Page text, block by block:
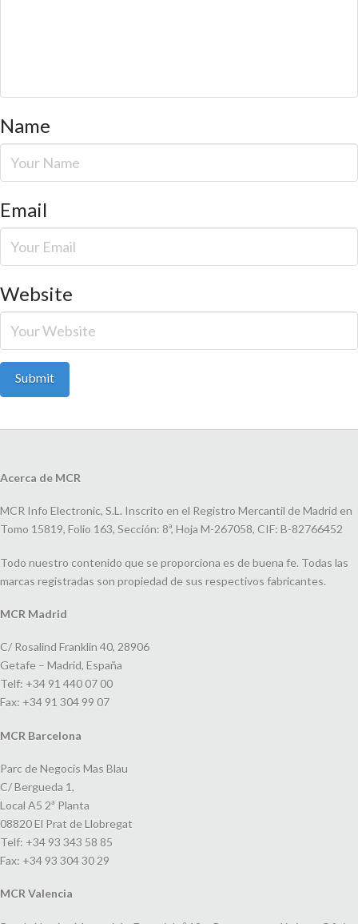
Name
Email
Website
Acerca de MCR
MCR Info Electronic, S.L. Inscrito en el Registro Mercantil de Madrid en
Tomo 15819, Folio 163, Sección: 8ª, Hoja M-267058, CIF: B-82766452
Todo nuestro contenido que se proporciona es de buena fe. Todas las
marcas registradas son propiedad de sus respectivos fabricantes.
MCR Madrid
C/ Rosalind Franklin 40, 28906
Getafe – Madrid, España
Telf: +34 91 440 07 00
Fax: +34 91 304 99 07
MCR Barcelona
Parc de Negocis Mas Blau
C/ Bergueda 1,
Local A5 2ª Planta
08820 El Prat de Llobregat
Telf: +34 93 343 58 85
Fax: +34 93 304 30 29
MCR Valencia